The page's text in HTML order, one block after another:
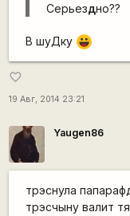
Серьездно??
В шуДку |-))
favorite_border
19 Авг, 2014 23:21
Yaugen86
трэснула
трэсчыну валит